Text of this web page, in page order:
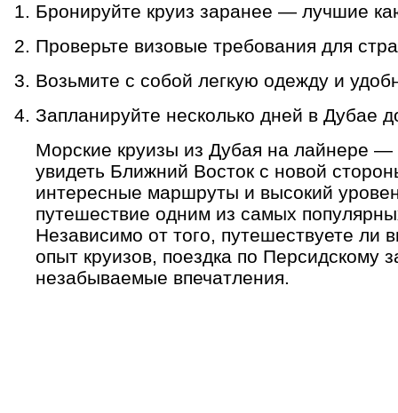
Бронируйте круиз заранее — лучшие
Проверьте визовые требования для
Возьмите с собой легкую одежду и
Запланируйте несколько дней в Дубае
Морские круизы из Дубая на лайнере —
увидеть Ближний Восток с новой
интересные маршруты и высокий
путешествие одним из самых
Независимо от того, путешествуете ли
опыт круизов, поездка по Персидскому
незабываемые впечатления.